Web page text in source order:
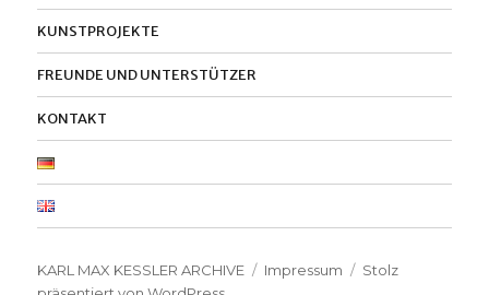
KUNSTPROJEKTE
FREUNDE UND UNTERSTÜTZER
KONTAKT
KARL MAX KESSLER ARCHIVE Impressum
Stolz